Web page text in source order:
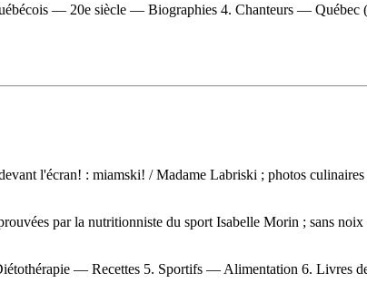
— 20e siècle — Biographies 4. Chanteurs —
l'écran! : miamski! / Madame Labriski ; photos
par la nutritionniste du sport Isabelle Morin ; sans
— Recettes 5. Sportifs — Alimentation 6. Livres